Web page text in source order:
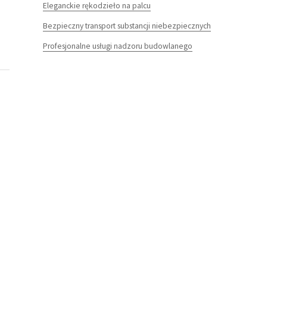
Eleganckie rękodzieło na palcu
Bezpieczny transport substancji niebezpiecznych
Profesjonalne usługi nadzoru budowlanego